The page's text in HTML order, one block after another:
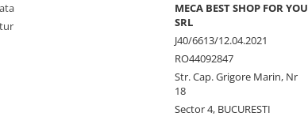
MECA BEST SHOP FOR YOU
SRL
J40/6613/12.04.2021
RO44092847
Str. Cap. Grigore Marin, Nr
18
Sector 4, BUCURESTI